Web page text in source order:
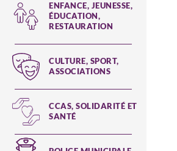
ENFANCE, JEUNESSE,
ÉDUCATION,
RESTAURATION
CULTURE, SPORT,
ASSOCIATIONS
CCAS, SOLIDARITÉ ET
SANTÉ